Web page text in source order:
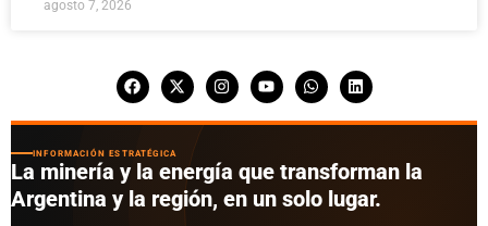
agosto 7, 2026
INFORMACIÓN ESTRATÉGICA
La minería y la energía que transforman la
Argentina y la región, en un solo lugar.